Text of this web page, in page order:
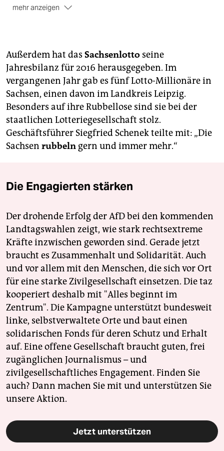
mehr anzeigen
sie unterleipzig@taz.de
Außerdem hat das Sachsenlotto seine
Jahresbilanz für 2016 herausgegeben. Im
vergangenen Jahr gab es fünf Lotto-Millionäre in
Sachsen, einen davon im Landkreis Leipzig.
Besonders auf ihre Rubbellose sind sie bei der
staatlichen Lotteriegesellschaft stolz.
Geschäftsführer Siegfried Schenek teilte mit: „Die
Sachsen rubbeln gern und immer mehr.“
Die Engagierten stärken
Der drohende Erfolg der AfD bei den kommenden
Landtagswahlen zeigt, wie stark rechtsextreme
Kräfte inzwischen geworden sind. Gerade jetzt
braucht es Zusammenhalt und Solidarität. Auch
und vor allem mit den Menschen, die sich vor Ort
für eine starke Zivilgesellschaft einsetzen. Die taz
kooperiert deshalb mit "Alles beginnt im
Zentrum". Die Kampagne unterstützt bundesweit
linke, selbstverwaltete Orte und baut einen
solidarischen Fonds für deren Schutz und Erhalt
auf. Eine offene Gesellschaft braucht guten, frei
zugänglichen Journalismus – und
zivilgesellschaftliches Engagement. Finden Sie
auch? Dann machen Sie mit und unterstützen Sie
unsere Aktion.
Jetzt unterstützen